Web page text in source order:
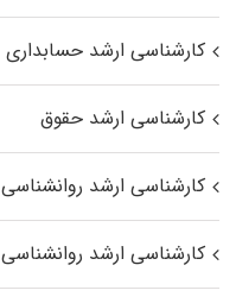
کارشناسی ارشد حسابداری
کارشناسی ارشد حقوق
کارشناسی ارشد روانشناسی
کارشناسی ارشد روانشناسی ۲